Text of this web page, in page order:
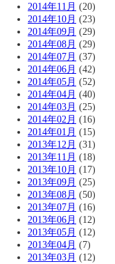
2014年11月 (20)
2014年10月 (23)
2014年09月 (29)
2014年08月 (29)
2014年07月 (37)
2014年06月 (42)
2014年05月 (52)
2014年04月 (40)
2014年03月 (25)
2014年02月 (16)
2014年01月 (15)
2013年12月 (31)
2013年11月 (18)
2013年10月 (17)
2013年09月 (25)
2013年08月 (50)
2013年07月 (16)
2013年06月 (12)
2013年05月 (12)
2013年04月 (7)
2013年03月 (12)